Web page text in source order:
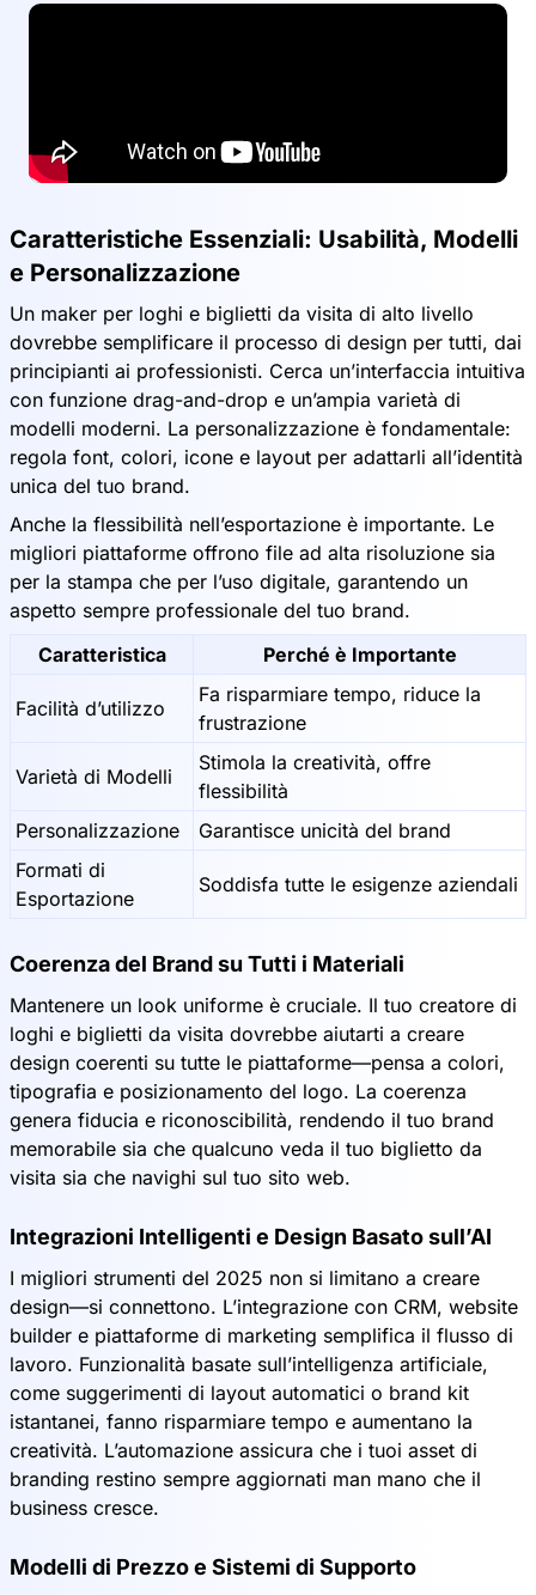
Caratteristiche Essenziali: Usabilità, Modelli
e Personalizzazione
Un maker per loghi e biglietti da visita di alto livello
dovrebbe semplificare il processo di design per tutti, dai
principianti ai professionisti. Cerca un’interfaccia intuitiva
con funzione drag-and-drop e un’ampia varietà di
modelli moderni. La personalizzazione è fondamentale:
regola font, colori, icone e layout per adattarli all’identità
unica del tuo brand.
Anche la flessibilità nell’esportazione è importante. Le
migliori piattaforme offrono file ad alta risoluzione sia
per la stampa che per l’uso digitale, garantendo un
aspetto sempre professionale del tuo brand.
Caratteristica
Perché è Importante
Facilità d’utilizzo
Fa risparmiare tempo, riduce la
frustrazione
Varietà di Modelli
Stimola la creatività, offre
flessibilità
Personalizzazione
Garantisce unicità del brand
Formati di
Esportazione
Soddisfa tutte le esigenze aziendali
Coerenza del Brand su Tutti i Materiali
Mantenere un look uniforme è cruciale. Il tuo creatore di
loghi e biglietti da visita dovrebbe aiutarti a creare
design coerenti su tutte le piattaforme—pensa a colori,
tipografia e posizionamento del logo. La coerenza
genera fiducia e riconoscibilità, rendendo il tuo brand
memorabile sia che qualcuno veda il tuo biglietto da
visita sia che navighi sul tuo sito web.
Integrazioni Intelligenti e Design Basato sull’AI
I migliori strumenti del 2025 non si limitano a creare
design—si connettono. L’integrazione con CRM, website
builder e piattaforme di marketing semplifica il flusso di
lavoro. Funzionalità basate sull’intelligenza artificiale,
come suggerimenti di layout automatici o brand kit
istantanei, fanno risparmiare tempo e aumentano la
creatività. L’automazione assicura che i tuoi asset di
branding restino sempre aggiornati man mano che il
business cresce.
Modelli di Prezzo e Sistemi di Supporto